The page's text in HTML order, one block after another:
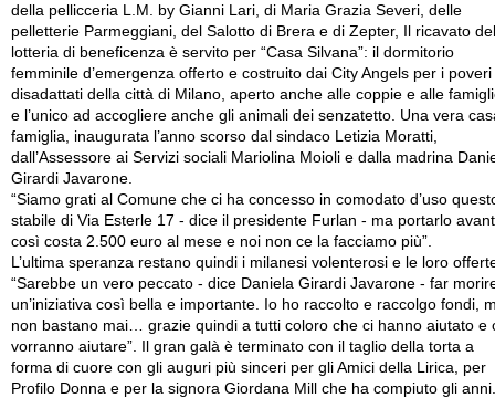
della pellicceria L.M. by Gianni Lari, di Maria Grazia Severi, delle
pelletterie Parmeggiani, del Salotto di Brera e di Zepter, Il ricavato
lotteria di beneficenza è servito per “Casa Silvana”: il dormitorio
femminile d’emergenza offerto e costruito dai City Angels per i poveri
disadattati della città di Milano, aperto anche alle coppie e alle
e l’unico ad accogliere anche gli animali dei senzatetto. Una vera
famiglia, inaugurata l’anno scorso dal sindaco Letizia Moratti,
dall’Assessore ai Servizi sociali Mariolina Moioli e dalla madrina
Girardi Javarone.
“Siamo grati al Comune che ci ha concesso in comodato d’uso
stabile di Via Esterle 17 - dice il presidente Furlan - ma portarlo
così costa 2.500 euro al mese e noi non ce la facciamo più”.
L’ultima speranza restano quindi i milanesi volenterosi e le loro
“Sarebbe un vero peccato - dice Daniela Girardi Javarone - far
un’iniziativa così bella e importante. Io ho raccolto e raccolgo fondi,
non bastano mai… grazie quindi a tutti coloro che ci hanno aiutato e
vorranno aiutare”. Il gran galà è terminato con il taglio della torta a
forma di cuore con gli auguri più sinceri per gli Amici della Lirica, per
Profilo Donna e per la signora Giordana Mill che ha compiuto gli anni.